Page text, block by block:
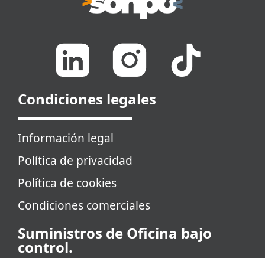
Condiciones legales
Información legal
Política de privacidad
Política de cookies
Condiciones comerciales
Suministros de Oficina bajo
control.